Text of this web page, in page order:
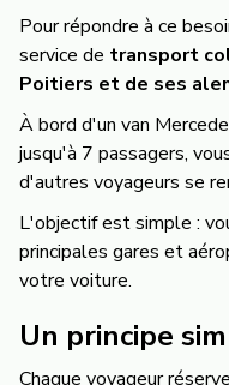
Pour répondre à ce
service de transport
Poitiers et de ses
À bord d'un van
jusqu'à 7 passagers,
d'autres voyageurs se
L'objectif est simple :
principales gares et
votre voiture.
Un principe
Chaque voyageur